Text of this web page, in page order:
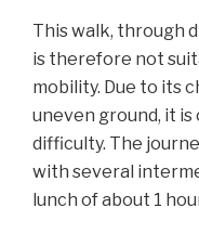
This walk, through
is therefore not
mobility. Due to its
uneven ground, it
difficulty. The
with several
lunch of about 1